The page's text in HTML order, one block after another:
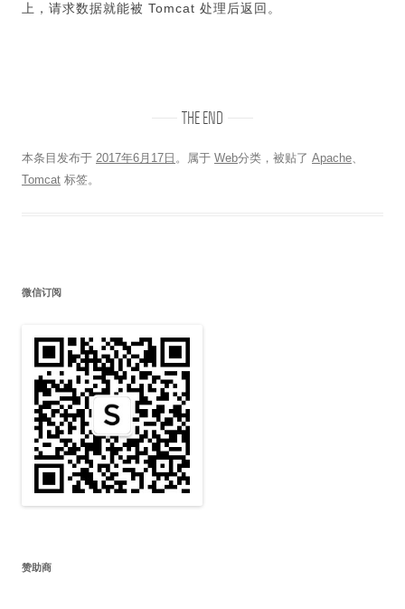
上，请求数据就能被 Tomcat 处理后返回。
THE END
本条目发布于 2017年6月17日 。属于 Web分类，被贴了 Apache、
Tomcat 标签。
微信订阅
赞助商